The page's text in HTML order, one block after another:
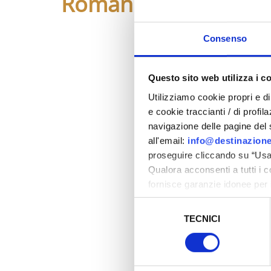
Consenso
Questo sito web utilizza i
Utilizziamo cookie propri e
e cookie traccianti / di
navigazione delle pagine
all'email:
proseguire cliccando su
Qualora acconsenti a tutti i
fornisce garanzie idonee
sicurezza a Tutela dei
TECNICI
-